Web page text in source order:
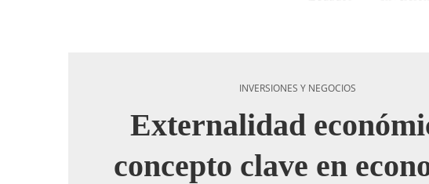
INVERSIONES Y NEGOCIOS
Externalidad
concepto clave en